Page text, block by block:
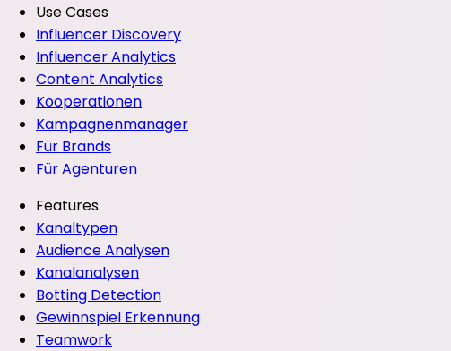
Use Cases
Influencer Discovery
Influencer Analytics
Content Analytics
Kooperationen
Kampagnenmanager
Für Brands
Für Agenturen
Features
Kanaltypen
Audience Analysen
Kanalanalysen
Botting Detection
Gewinnspiel Erkennung
Teamwork